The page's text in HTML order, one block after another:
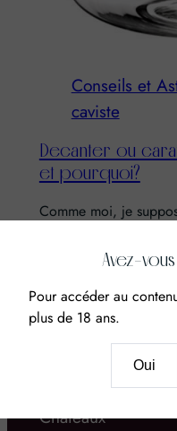
Conseils et
caviste
Decanter ou
et pourquoi?
Comme moi, je
façon de…
Domaines &
Châteaux
Avez-
Pour accéder au
plus de 18 ans.
Oui